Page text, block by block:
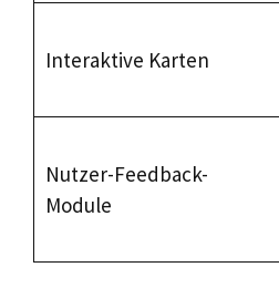
Interaktive Karten
Nutzer-Feedback-
Module